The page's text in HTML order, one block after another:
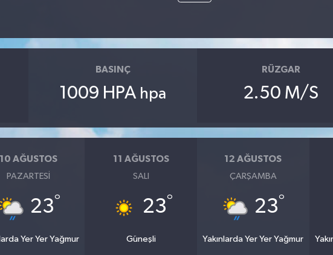
BASINÇ
1009 HPA hpa
RÜZGAR
2.50 M/S
10 AĞUSTOS
PAZARTESI
23°
Yer Yer Yağmur
11 AĞUSTOS
SALI
23°
Güneşli
12 AĞUSTOS
ÇARŞAMBA
23°
Yakınlarda Yer Yer Yağmur